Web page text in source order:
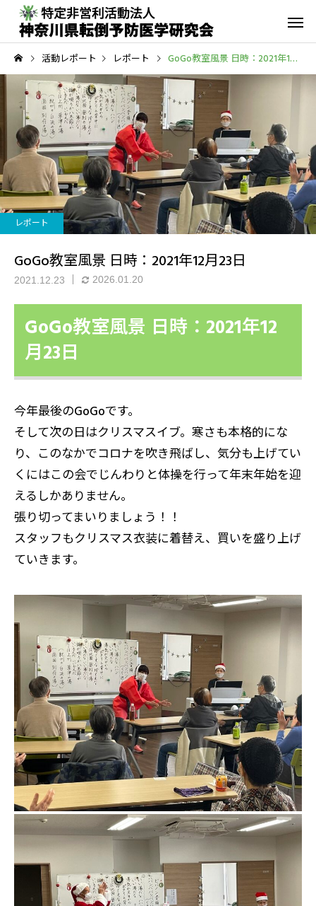
転倒予防教室 青葉GoGo
年間活動報告
2023年間活動報告
青葉GoGoクラブ
青葉GoGoクラブ
2月26日 落語の笑い
活動レポート レポート GoGo教室風景 日時：2021年12月23日
レポート
GoGo教室風景 日時：2021年12月23日
2021.12.23 2026.01.20
GoGo教室風景 日時：2021年12
月23日
今年最後のGoGoです。
そして次の日はクリスマスイブ。寒さも本格的にな
り、このなかでコロナを吹き飛ばし、気分も上げてい
くにはこの会でじんわりと体操を行って年末年始を迎
えるしかありません。
張り切ってまいりましょう！！
スタッフもクリスマス衣装に着替え、買いを盛り上げ
ていきます。